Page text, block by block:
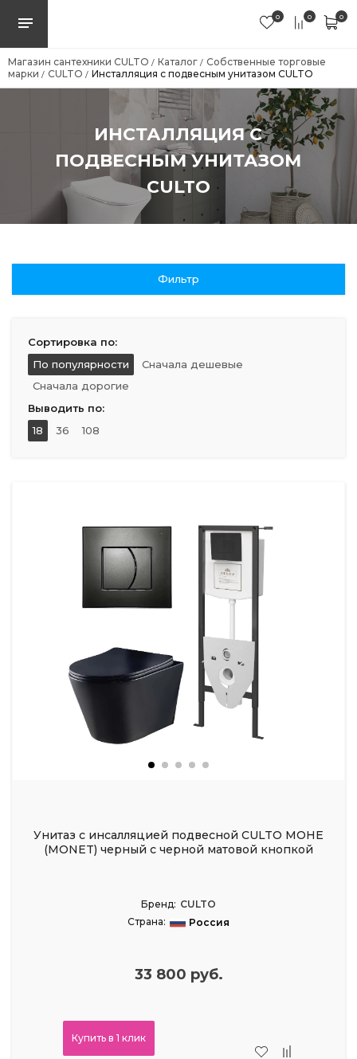
0 0 0
Магазин сантехники CULTO / Каталог / Собственные торговые
марки / CULTO / Инсталляция с подвесным унитазом CULTO
ИНСТАЛЛЯЦИЯ С
ПОДВЕСНЫМ УНИТАЗОМ
CULTO
Фильтр
Сортировка по:
По популярности
Сначала дешевые
Сначала дорогие
Выводить по:
18
36 108
Унитаз с инсалляцией подвесной CULTO МОНЕ
(MONET) черный с черной матовой кнопкой
Бренд: CULTO
Страна:
Россия
33 800 руб.
Купить в 1 клик